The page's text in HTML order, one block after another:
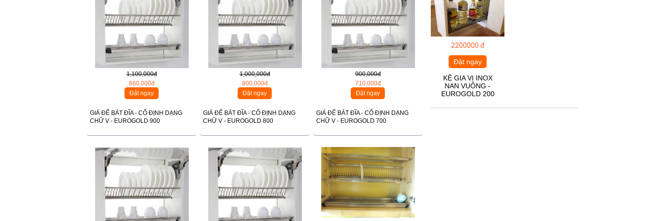
1,100,000đ
860,000đ
Đặt ngay
GIÁ ĐỂ BÁT ĐĨA - CỐ ĐỊNH DẠNG
CHỮ V - EUROGOLD 900
1,000,000đ
800,000đ
Đặt ngay
GIÁ ĐỂ BÁT ĐĨA - CỐ ĐỊNH DẠNG
CHỮ V - EUROGOLD 800
900,000đ
710,000đ
Đặt ngay
GIÁ ĐỂ BÁT ĐĨA - CỐ ĐỊNH DẠNG
CHỮ V - EUROGOLD 700
2200000 đ
Đặt ngay
KỆ GIA VỊ INOX
NAN VUÔNG -
EUROGOLD 200